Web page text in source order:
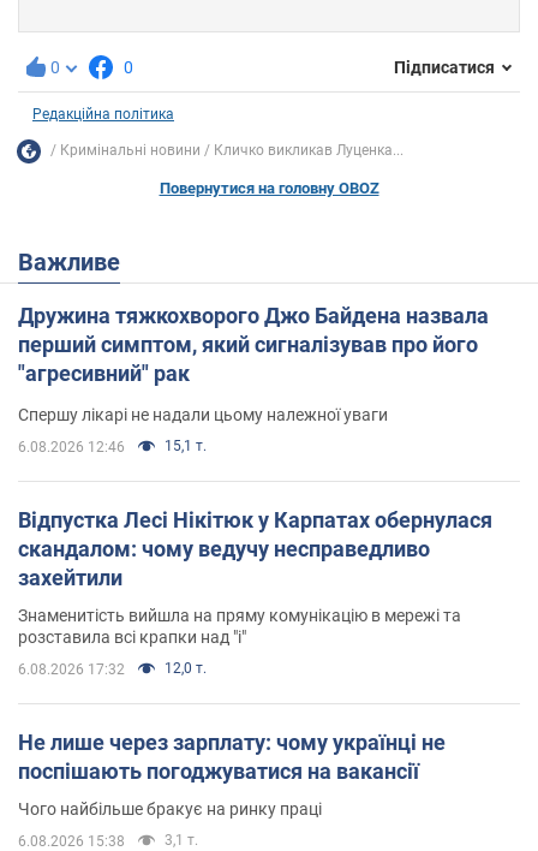
0 0 Підписатися
Редакційна політика
Кримінальні новини Кличко викликав Луценка...
Повернутися на головну OBOZ
Важливе
Дружина тяжкохворого Джо Байдена назвала
перший симптом, який сигналізував про його
"агресивний" рак
Спершу лікарі не надали цьому належної уваги
6.08.2026 12:46 15,1 т.
Відпустка Лесі Нікітюк у Карпатах обернулася
скандалом: чому ведучу несправедливо
захейтили
Знаменитість вийшла на пряму комунікацію в мережі та
розставила всі крапки над "і"
6.08.2026 17:32 12,0 т.
Не лише через зарплату: чому українці не
поспішають погоджуватися на вакансії
Чого найбільше бракує на ринку праці
6.08.2026 15:38 3,1 т.